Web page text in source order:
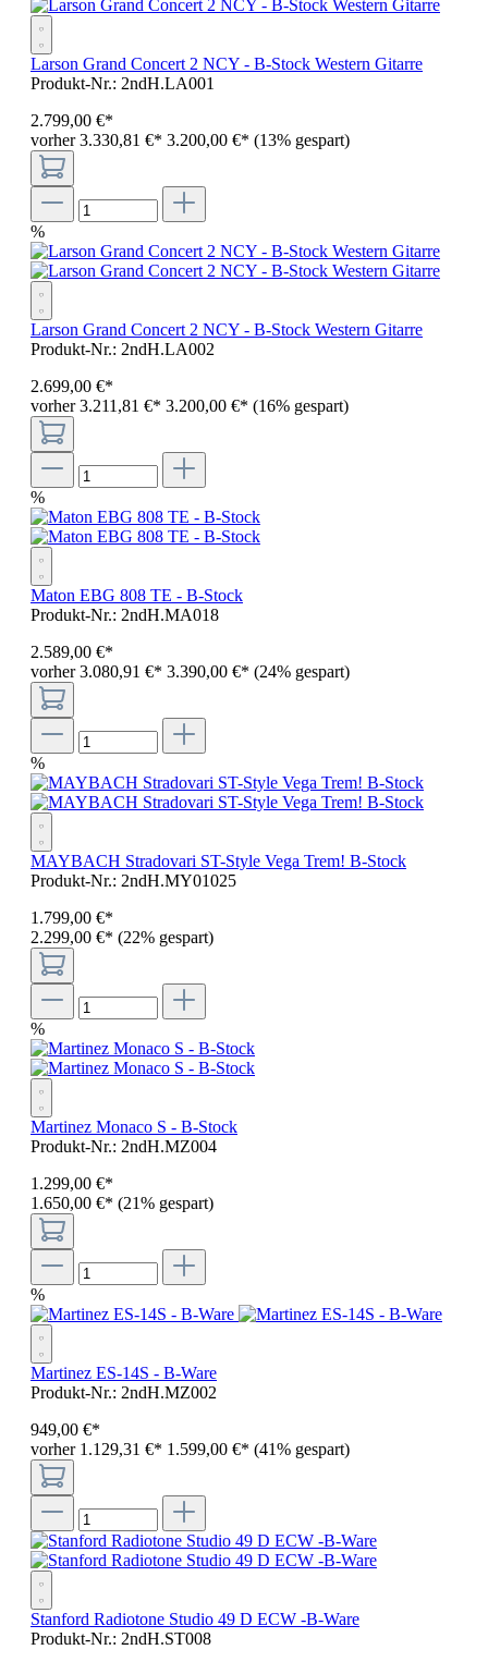
Larson Grand Concert 2 NCY - B-Stock Western Gitarre
Produkt-Nr.: 2ndH.LA001
2.799,00 €*
vorher 3.330,81 €* 3.200,00 €* (13% gespart)
%
Larson Grand Concert 2 NCY - B-Stock Western Gitarre
Produkt-Nr.: 2ndH.LA002
2.699,00 €*
vorher 3.211,81 €* 3.200,00 €* (16% gespart)
%
Maton EBG 808 TE - B-Stock
Produkt-Nr.: 2ndH.MA018
2.589,00 €*
vorher 3.080,91 €* 3.390,00 €* (24% gespart)
%
MAYBACH Stradovari ST-Style Vega Trem! B-Stock
Produkt-Nr.: 2ndH.MY01025
1.799,00 €*
2.299,00 €* (22% gespart)
%
Martinez Monaco S - B-Stock
Produkt-Nr.: 2ndH.MZ004
1.299,00 €*
1.650,00 €* (21% gespart)
%
Martinez ES-14S - B-Ware
Produkt-Nr.: 2ndH.MZ002
949,00 €*
vorher 1.129,31 €* 1.599,00 €* (41% gespart)
Stanford Radiotone Studio 49 D ECW -B-Ware
Produkt-Nr.: 2ndH.ST008